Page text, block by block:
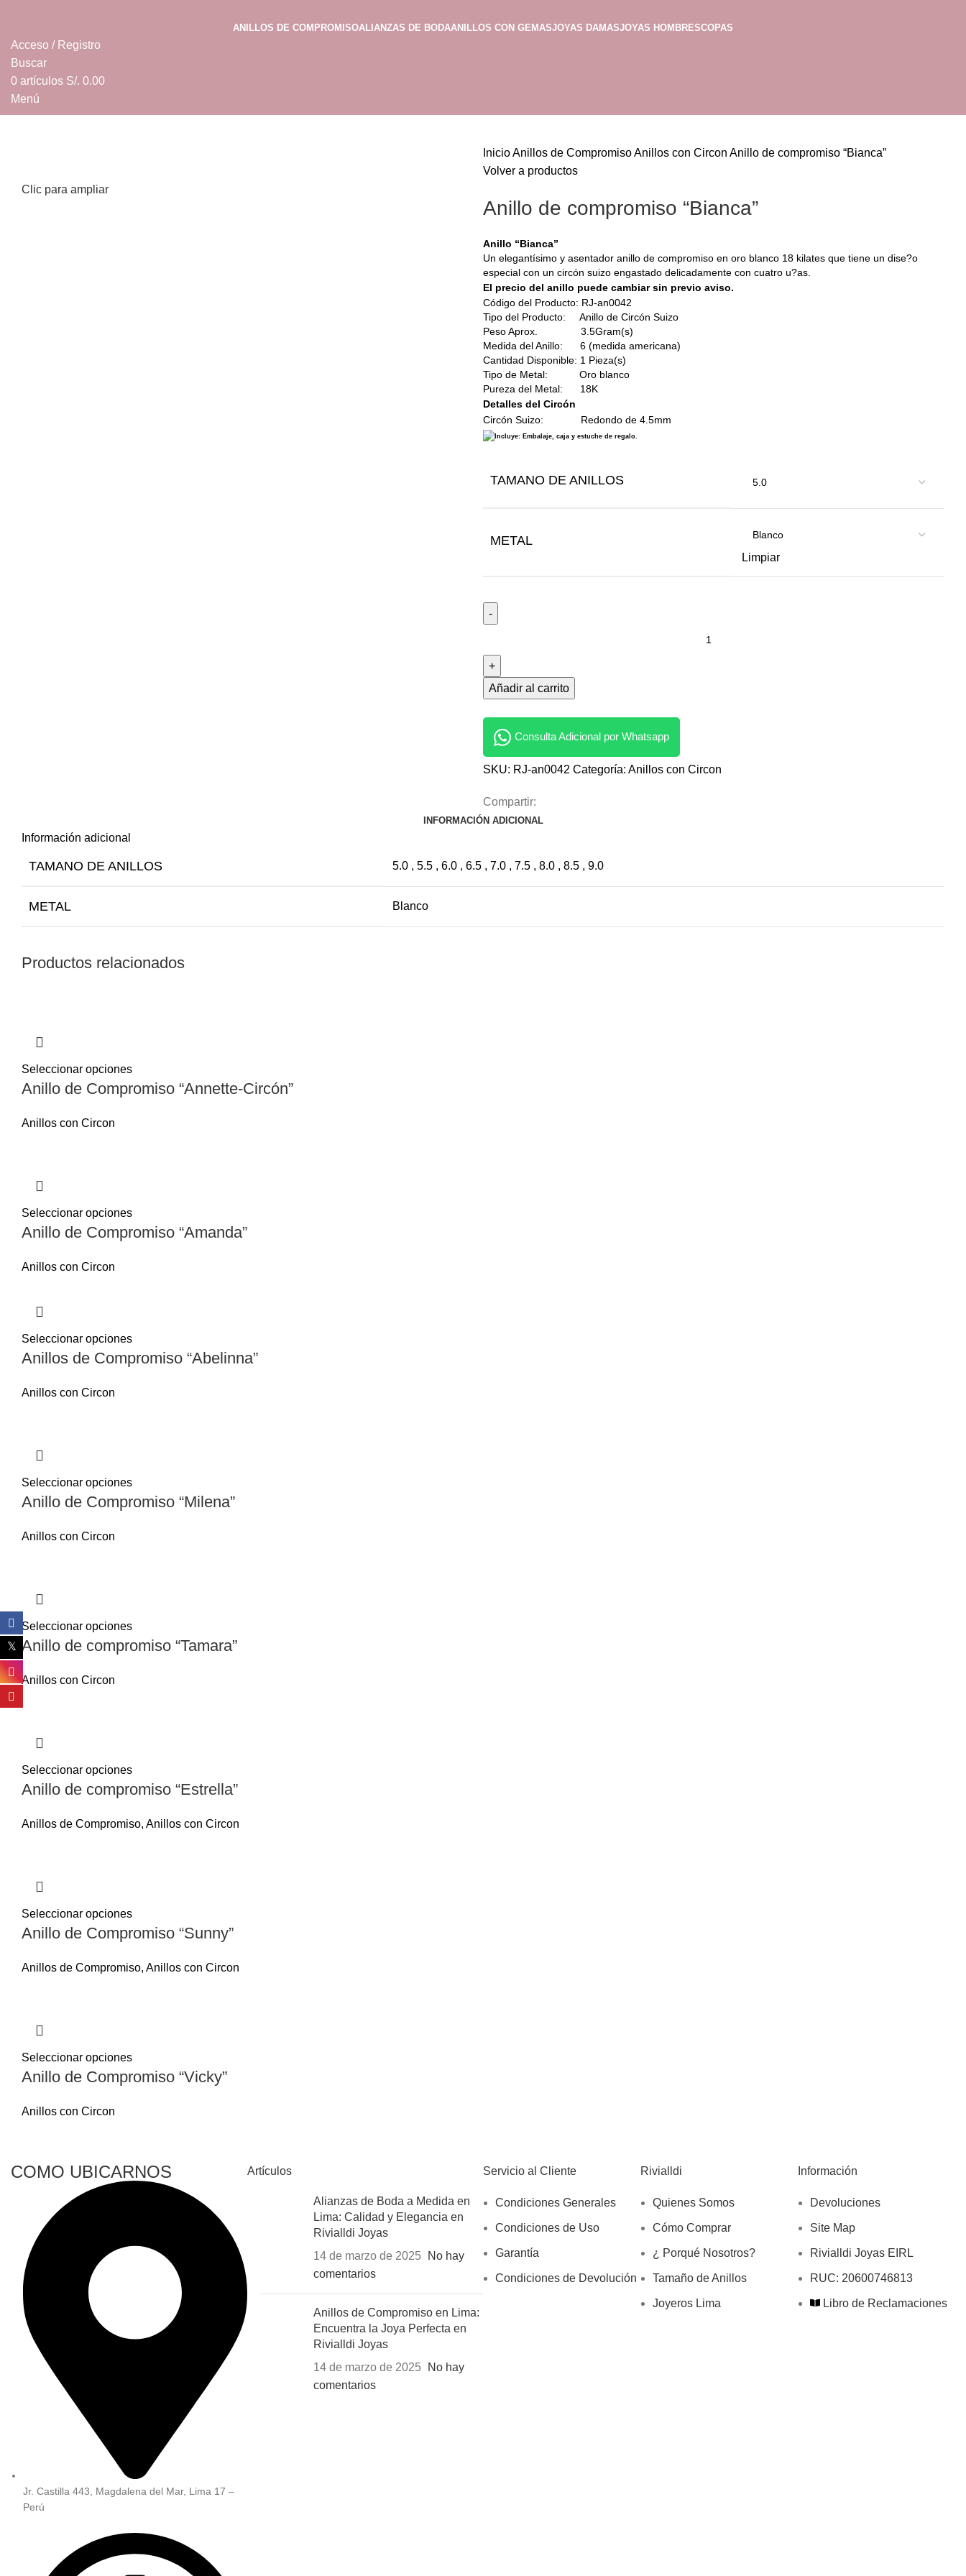
ANILLOS DE COMPROMISOALIANZAS DE BODAANILLOS CON GEMASJOYAS DAMASJOYAS HOMBRESCOPAS
Acceso / Registro
Buscar
0 artículos S/. 0.00
Menú
Clic para ampliar
InicioAnillos de CompromisoAnillos con Circon Anillo de compromiso “Bianca”
Volver a productos
Anillo de compromiso “Bianca”
Anillo “Bianca”
Un elegantísimo y asentador anillo de compromiso en oro blanco 18 kilates que tiene un dise?o
especial con un circón suizo engastado delicadamente con cuatro u?as.
El precio del anillo puede cambiar sin previo aviso.
Código del Producto: RJ-an0042
Tipo del Producto: Anillo de Circón Suizo
Peso Aprox. 3.5Gram(s)
Medida del Anillo: 6 (medida americana)
Cantidad Disponible: 1 Pieza(s)
Tipo de Metal: Oro blanco
Pureza del Metal: 18K
Detalles del Circón
Circón Suizo: Redondo de 4.5mm
Incluye: Embalaje, caja y estuche de regalo.
TAMANO DE ANILLOS
METAL
Limpiar
Añadir al carrito
Consulta Adicional por Whatsapp
SKU: RJ-an0042 Categoría: Anillos con Circon
Compartir:
INFORMACIÓN ADICIONAL
Información adicional
TAMANO DE ANILLOS 5.0 , 5.5 , 6.0 , 6.5 , 7.0 , 7.5 , 8.0 , 8.5 , 9.0
METAL Blanco
Productos relacionados
Seleccionar opciones
Anillo de Compromiso “Annette-Circón”
Anillos con Circon
Seleccionar opciones
Anillo de Compromiso “Amanda”
Anillos con Circon
Seleccionar opciones
Anillos de Compromiso “Abelinna”
Anillos con Circon
Seleccionar opciones
Anillo de Compromiso “Milena”
Anillos con Circon
Seleccionar opciones
Anillo de compromiso “Tamara”
Anillos con Circon
Seleccionar opciones
Anillo de compromiso “Estrella”
Anillos de Compromiso, Anillos con Circon
Seleccionar opciones
Anillo de Compromiso “Sunny”
Anillos de Compromiso, Anillos con Circon
Seleccionar opciones
Anillo de Compromiso “Vicky”
Anillos con Circon
COMO UBICARNOS
Jr. Castilla 443, Magdalena del Mar, Lima 17 –
Perú
Artículos
Alianzas de Boda a Medida en
Lima: Calidad y Elegancia en
Rivialldi Joyas
14 de marzo de 2025
No hay
comentarios
Anillos de Compromiso en Lima:
Encuentra la Joya Perfecta en
Rivialldi Joyas
14 de marzo de 2025
No hay
comentarios
Servicio al Cliente
Condiciones Generales
Condiciones de Uso
Garantía
Condiciones de Devolución
Rivialldi
Quienes Somos
Cómo Comprar
¿ Porqué Nosotros?
Tamaño de Anillos
Joyeros Lima
Información
Devoluciones
Site Map
Rivialldi Joyas EIRL
RUC: 20600746813
Libro de Reclamaciones